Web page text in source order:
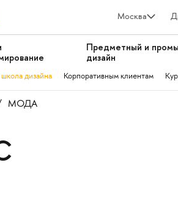
Москва
Предметный и
дизайн
дизайна Корпоративным клиентам
МОДА